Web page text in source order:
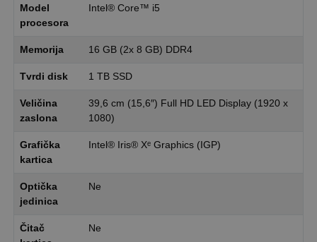
Model
procesora
Intel® Core™ i5
Memorija 16 GB (2x 8 GB) DDR4
Tvrdi disk 1 TB SSD
Veličina
zaslona
39,6 cm (15,6″) Full HD LED Display (1920 x
1080)
Grafička
kartica
Intel® Iris® Xᵉ Graphics (IGP)
Optička
jedinica
Ne
Čitač
Ne